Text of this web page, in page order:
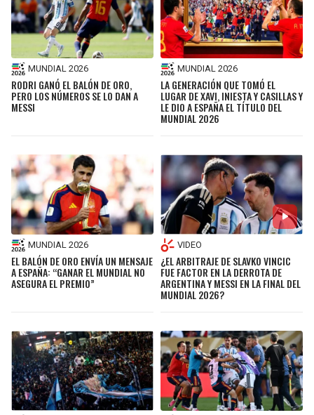
MUNDIAL 2026
RODRI GANÓ EL BALÓN DE ORO,
PERO LOS NÚMEROS SE LO DAN A
MESSI
MUNDIAL 2026
LA GENERACIÓN QUE TOMÓ EL
LUGAR DE XAVI, INIESTA Y CASILLAS Y
LE DIO A ESPAÑA EL TÍTULO DEL
MUNDIAL 2026
MUNDIAL 2026
EL BALÓN DE ORO ENVÍA UN MENSAJE
A ESPAÑA: “GANAR EL MUNDIAL NO
ASEGURA EL PREMIO”
VIDEO
¿EL ARBITRAJE DE SLAVKO VINCIC
FUE FACTOR EN LA DERROTA DE
ARGENTINA Y MESSI EN LA FINAL DEL
MUNDIAL 2026?